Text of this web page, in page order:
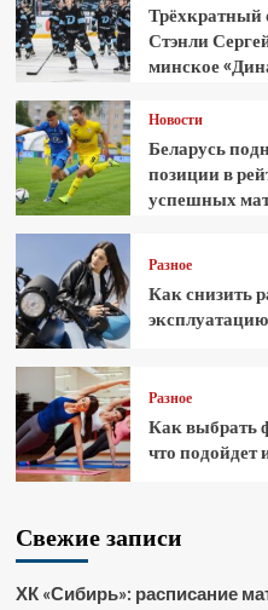
Трёхкратный
Стэнли
минское
Новости
Беларусь
позиции в
успешных
Разное
Как снизить
Разное
Как выбрать
что подойдет
Свежие записи
ХК «Сибирь»: расписание